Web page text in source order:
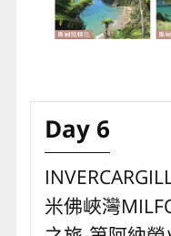
Day 6
米佛峽灣